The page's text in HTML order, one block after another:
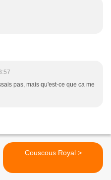
pas, mais qu'est-ce que ca me
Couscous Royal >